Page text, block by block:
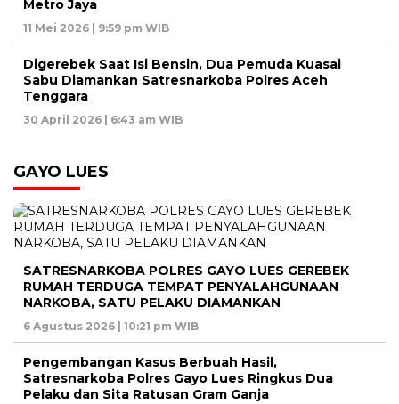
Metro Jaya
11 Mei 2026 | 9:59 pm WIB
Digerebek Saat Isi Bensin, Dua Pemuda Kuasai
Sabu Diamankan Satresnarkoba Polres Aceh
Tenggara
30 April 2026 | 6:43 am WIB
GAYO LUES
SATRESNARKOBA POLRES GAYO LUES GEREBEK
RUMAH TERDUGA TEMPAT PENYALAHGUNAAN
NARKOBA, SATU PELAKU DIAMANKAN
6 Agustus 2026 | 10:21 pm WIB
Pengembangan Kasus Berbuah Hasil,
Satresnarkoba Polres Gayo Lues Ringkus Dua
Pelaku dan Sita Ratusan Gram Ganja